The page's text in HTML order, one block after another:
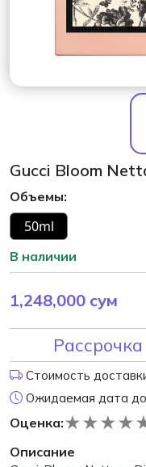
Gucci Bloom
Объемы:
50ml
В наличии
1,248,000 сум
Стоимость
Ожидаемая дата
Оценка: ★
★
★
★
Описание